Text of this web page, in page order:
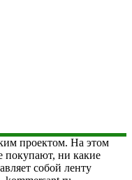
проектом. На этом
покупают, ни какие
собой ленту